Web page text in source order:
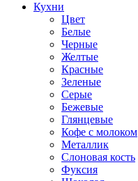
Кухни
Цвет
Белые
Черные
Желтые
Красные
Зеленые
Серые
Бежевые
Глянцевые
Кофе с молоком
Металлик
Слоновая кость
Фуксия